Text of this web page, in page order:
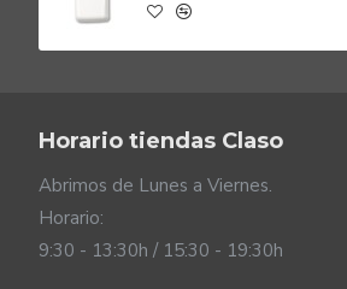
Horario tiendas Claso
Abrimos de Lunes a Viernes.
Horario:
9:30 - 13:30h / 15:30 - 19:30h